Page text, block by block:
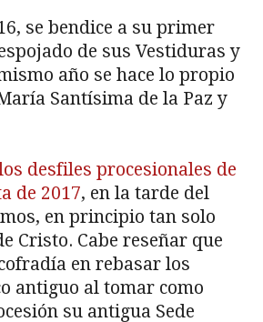
se bendice a su primer
de sus Vestiduras y
año se hace lo propio
Santísima de la Paz y
desfiles procesionales de
de 2017, en la tarde del
en principio tan solo
Cristo. Cabe reseñar que
en rebasar los
antiguo al tomar como
su antigua Sede